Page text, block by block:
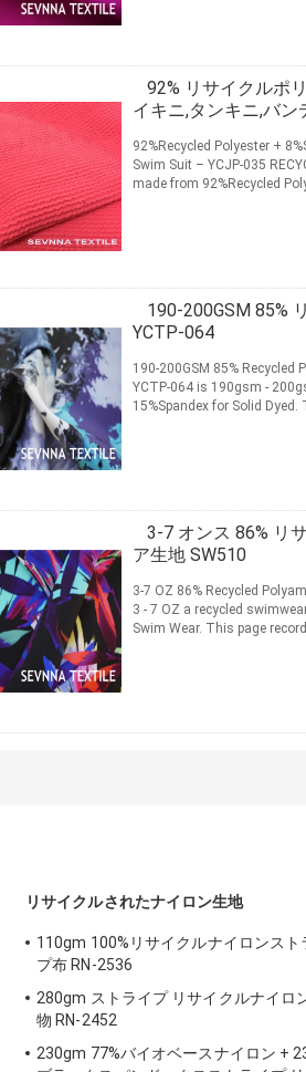
92% リサイクルポ
イキニ,タンキニ,バ
92%Recycled Polyester +
Swim Suit – YCJP-035
made from 92%Recycled
190-200GSM 85%
YCTP-064
190-200GSM 85% Recycled
YCTP-064 is 190gsm -
15%Spandex for Solid
3-7 オンス 86% リ
ア生地 SW510
3-7 OZ 86% Recycled
3 - 7 OZ a recycled
Swim Wear. This page
リサイクルされたナイロン生地
110gm 100%リサイクルナイロンスト
プ布 RN-2536
280gm ストライプ リサイクルナイロ
物 RN-2452
230gm 77%バイオベースナイロン +